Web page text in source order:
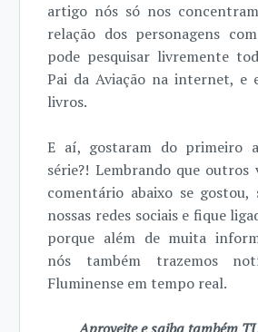
artigo nós só nos
relação dos personagens
pode pesquisar livremente
Pai da Aviação na internet, e
livros.
E aí, gostaram do primeiro
série?! Lembrando que outros
comentário abaixo se gostou,
nossas redes sociais e fique
porque além de muita
nós também trazemos
Fluminense em tempo real.